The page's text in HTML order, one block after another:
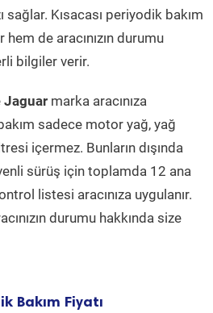
sağlar. Kısacası periyodik bakım
de aracınızın durumu
bilgiler verir.
Jaguar marka aracınıza
sadece motor yağ, yağ
içermez. Bunların dışında
sürüş için toplamda 12 ana
listesi aracınıza uygulanır.
durumu hakkında size
Bakım Fiyatı